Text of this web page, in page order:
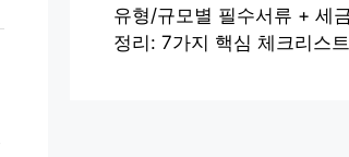
유형/규모별 필수서류 + 세
정리: 7가지 핵심 체크리스트